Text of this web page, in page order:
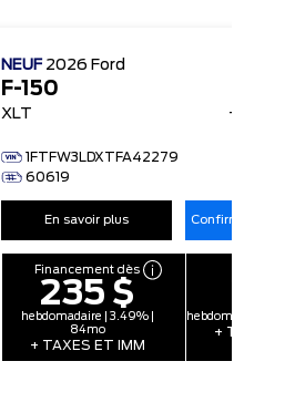
NEUF 2026 Ford
F-150
XLT
1FTFW3LDXTFA42279
60619
+
En savoir plus Confirmez la
Financement dès
235 $
hebdomadaire | 3.49% |
84mo
+ TAXES ET IMM
hebdomadaire |
+ TAXES